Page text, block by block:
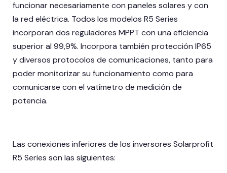
funcionar necesariamente con paneles solares y con
la red eléctrica. Todos los modelos R5 Series
incorporan dos reguladores MPPT con una eficiencia
superior al 99,9%. Incorpora también protección IP65
y diversos protocolos de comunicaciones, tanto para
poder monitorizar su funcionamiento como para
comunicarse con el vatímetro de medición de
potencia.
Las conexiones inferiores de los inversores Solarprofit
R5 Series son las siguientes: